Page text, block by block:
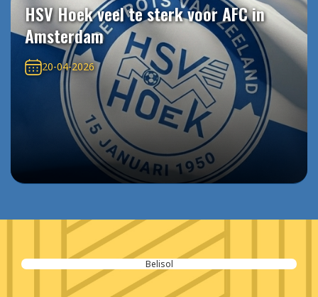
HSV Hoek veel te sterk voor AFC in
Amsterdam
20-04-2026
Belisol